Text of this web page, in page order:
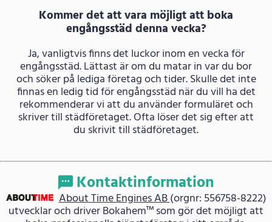
Kommer det att vara möjligt att boka
engångsstäd denna vecka?
Ja, vanligtvis finns det luckor inom en vecka för
engångsstäd. Lättast är om du matar in var du bor
och söker på lediga företag och tider. Skulle det inte
finnas en ledig tid för engångsstäd när du vill ha det
rekommenderar vi att du använder formuläret och
skriver till städföretaget. Ofta löser det sig efter att
du skrivit till städföretaget.
Kontaktinformation
About Time Engines AB(orgnr: 556758-8222)
utvecklar och driver Bokahem™ som gör det möjligt att